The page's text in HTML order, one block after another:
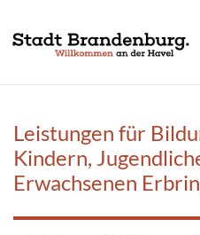
Leistungen für
Kindern,
Erwachsenen